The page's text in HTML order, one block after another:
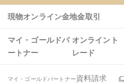
現物オンライン金地金取引
マイ・ゴールドパ
ートナー
オンライント
レード
マイ・ゴールドパートナー資料請求